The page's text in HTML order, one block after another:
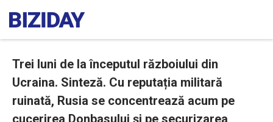
Trei luni de la începutul războiului din
Ucraina. Sinteză. Cu reputația militară
ruinată, Rusia se concentrează acum pe
cucerirea Donbasului și pe securizarea